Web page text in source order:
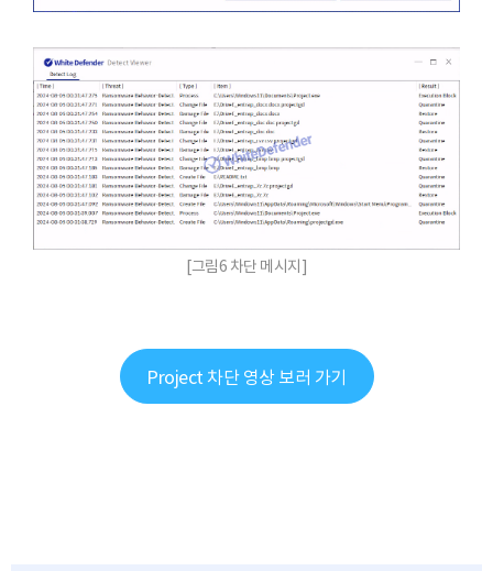
[그림6 차단 메시지]
Project 차단 영상 보러 가기